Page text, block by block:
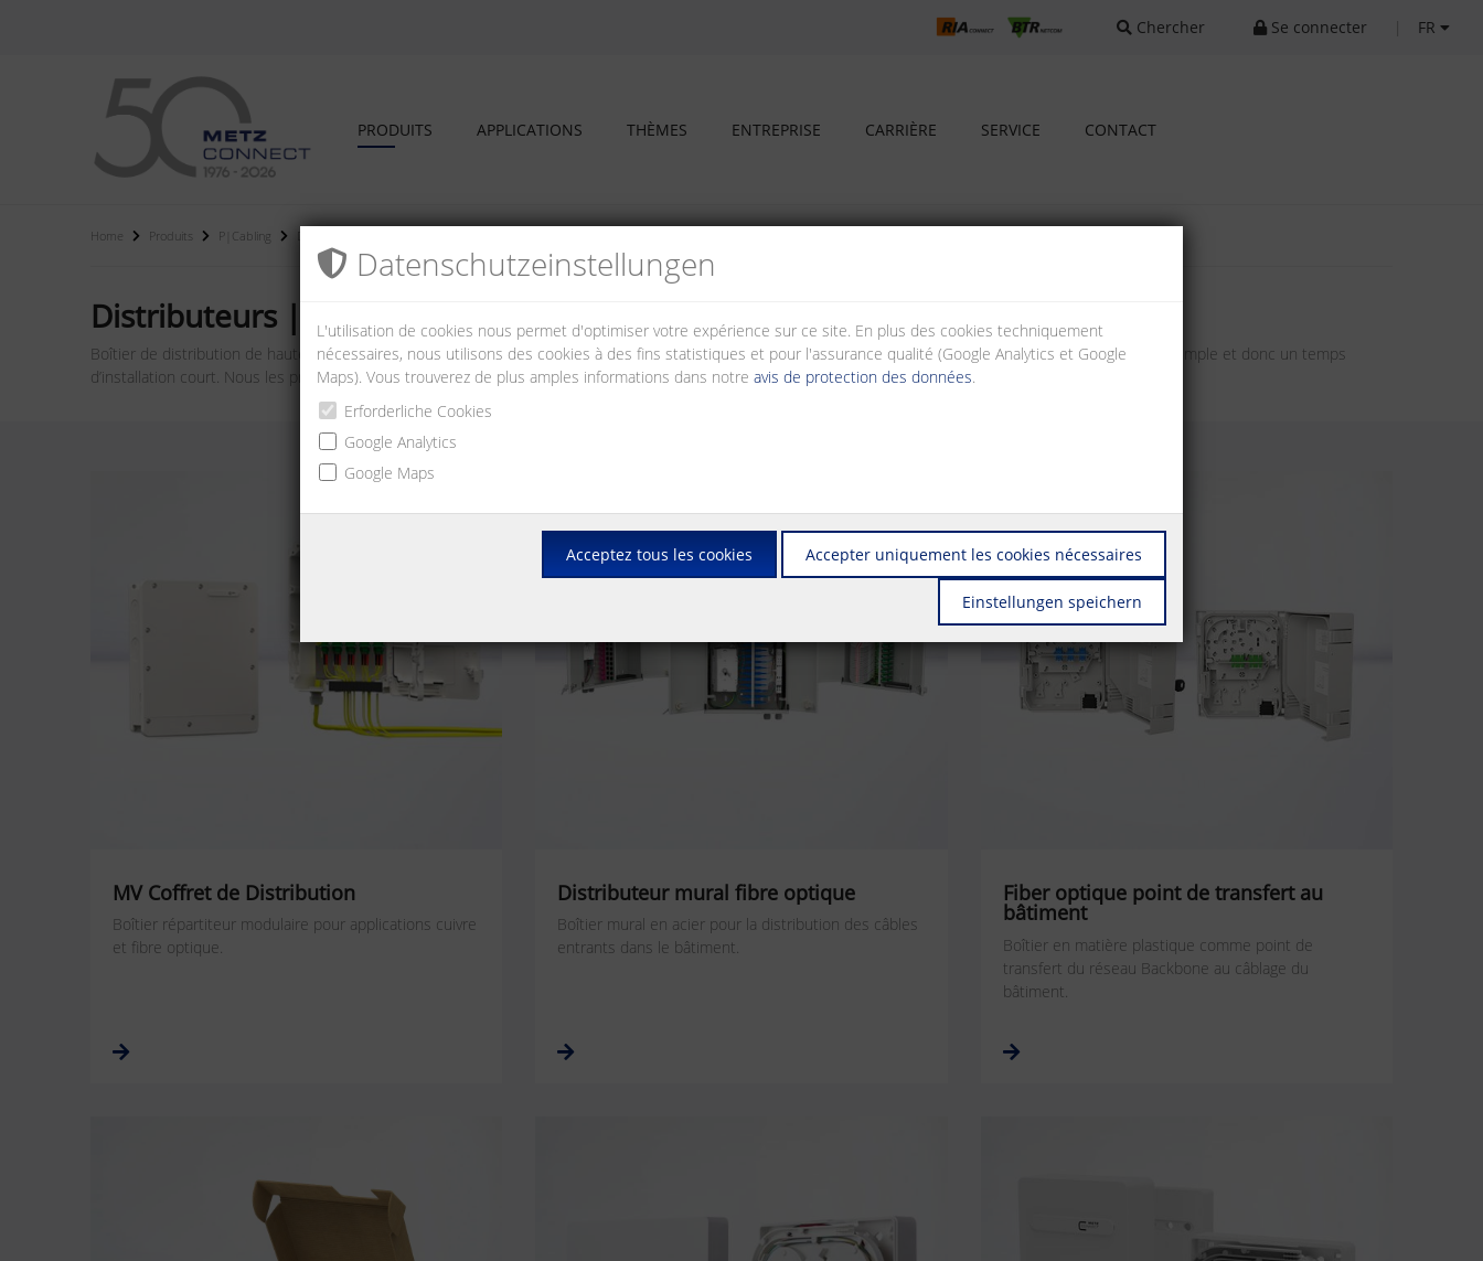
Chercher Se connecter FR
PRODUITS APPLICATIONS THÈMES ENTREPRISE CARRIÈRE SERVICE CONTACT
Home Produits P|Cabling Distributeurs / boîtiers muraux fibre optique
Distributeurs | boîtiers muraux fibre optique
Boîtier de distribution de haute qualité pour montage mural. Peut être utilisé individuellement pour votre application. Les boîtiers assurent une manipulation simple et donc un temps
d’installation court. Nous les proposons dans différentes tailles avec différents coupleurs et classes de performance.
MV Coffret de Distribution
Boîtier répartiteur modulaire pour applications cuivre
et fibre optique.
Distributeur mural fibre optique
Boîtier mural en acier pour la distribution des câbles
entrants dans le bâtiment.
Fiber optique point de transfert au
bâtiment
Boîtier en matière plastique comme point de
transfert du réseau Backbone au câblage du
bâtiment.
Datenschutz­einstellungen
L'utilisation de cookies nous permet d'optimiser votre expérience sur ce site. En plus des cookies techniquement
nécessaires, nous utilisons des cookies à des fins statistiques et pour l'assurance qualité (Google Analytics et Google
Maps). Vous trouverez de plus amples informations dans notre avis de protection des données.
Erforderliche Cookies
Google Analytics
Google Maps
Acceptez tous les cookies Accepter uniquement les cookies nécessaires
Einstellungen speichern